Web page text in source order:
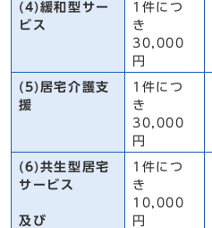
(4)緩和型サー
ビス
1件につ
き
30,000
円
(5)居宅介護支
援
1件につ
き
30,000
円
(6)共生型居宅
サービス
及び
1件につ
き
10,000
円